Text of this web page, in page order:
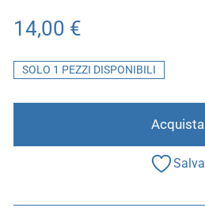
14,00 €
SOLO 1 PEZZI DISPONIBILI
Acquista
Salva